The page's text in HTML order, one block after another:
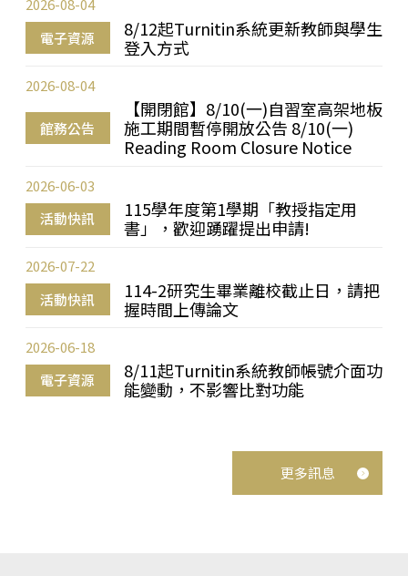
電子資源
8/12起Turnitin系統更新教師與學生
登入方式
2026-08-04
館務公告
【開閉館】8/10(一)自習室高架地板
施工期間暫停開放公告 8/10(一)
Reading Room Closure Notice
2026-08-04
活動快訊
115學年度第1學期「教授指定用
書」，歡迎踴躍提出申請!
2026-06-03
活動快訊
114-2研究生畢業離校截止日，請把
握時間上傳論文
2026-07-22
電子資源
8/11起Turnitin系統教師帳號介面功
能變動，不影響比對功能
2026-06-18
更多訊息